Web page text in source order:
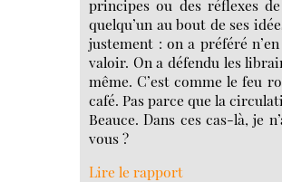
principes ou des réflexes
quelqu’un au bout de ses
justement : on a préféré
valoir. On a défendu les
même. C’est comme le feu
café. Pas parce que la
Beauce. Dans ces cas-là, je
vous ?
Lire le rapport